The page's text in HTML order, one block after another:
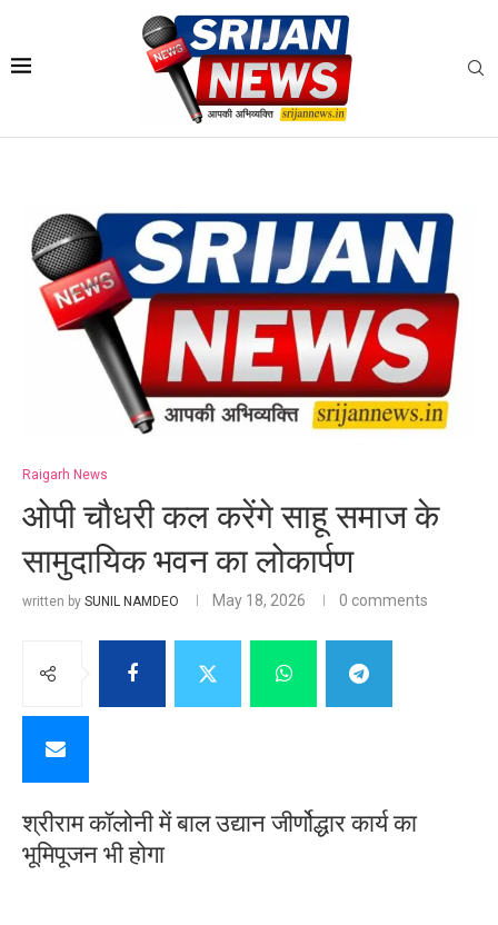
Raigarh News
ओपी चौधरी कल करेंगे साहू समाज के
सामुदायिक भवन का लोकार्पण
written by SUNIL NAMDEO May 18, 2026 0 comments
श्रीराम कॉलोनी में बाल उद्यान जीर्णोद्धार कार्य का
भूमिपूजन भी होगा